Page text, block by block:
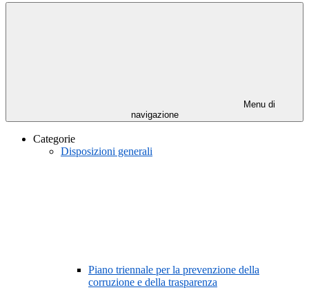
Menu di
navigazione
Categorie
Disposizioni generali
Piano triennale per la prevenzione della
corruzione e della trasparenza